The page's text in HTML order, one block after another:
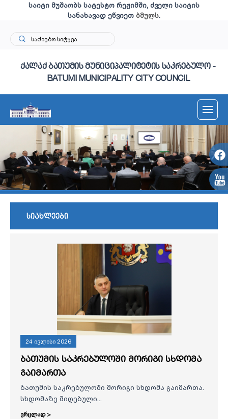
საიტი მუშაობს სატესტო რეჟიმში, ძველი საიტის
სანახავად ეწვიეთ ბმულს.
ქალაქ ბათუმის მუნიციპალიტეტის საკრებულო -
BATUMI MUNICIPALITY CITY COUNCIL
სიახლეები
24 ივლისი 2026
ბათუმის საკრებულოში მორიგი სხდომა
გაიმართა
ბათუმის საკრებულოში მორიგი სხდომა გაიმართა.
სხდომაზე მიღებული...
ვრცლად >